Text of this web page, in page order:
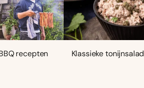
recepten
Klassieke